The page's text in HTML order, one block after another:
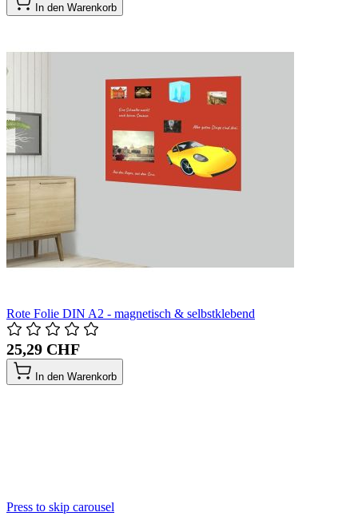
In den Warenkorb
Rote Folie DIN A2 - magnetisch & selbstklebend
25,29 CHF
In den Warenkorb
Press to skip carousel